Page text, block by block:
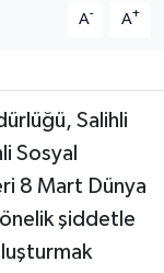
A- A+
Salihli
Sosyal
8 Mart Dünya
şiddetle